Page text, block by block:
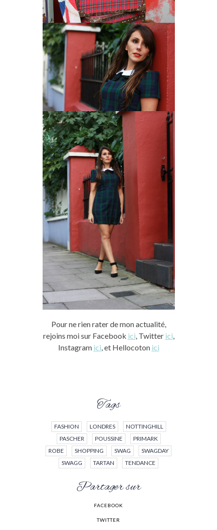
Pour ne rien rater de mon actualité,
rejoins moi sur Facebook ici, Twitter ici,
Instagram ici, et Hellocoton ici
Tags
FASHION LONDRES
NOTTINGHILL
PASCHER
POUSSINE
PRIMARK
ROBE
SHOPPING SWAG
SWAGDAY
SWAGG
TARTAN TENDANCE
Partager sur
FACEBOOK
TWITTER